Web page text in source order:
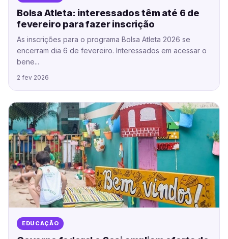
Bolsa Atleta: interessados têm até 6 de
fevereiro para fazer inscrição
As inscrições para o programa Bolsa Atleta 2026 se
encerram dia 6 de fevereiro. Interessados em acessar o
bene...
2 fev 2026
EDUCAÇÃO